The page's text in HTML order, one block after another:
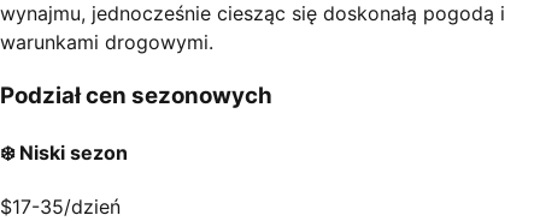
wynajmu, jednocześnie ciesząc się doskonałą pogodą i
warunkami drogowymi.
Podział cen sezonowych
❄️ Niski sezon
$17-35/dzień